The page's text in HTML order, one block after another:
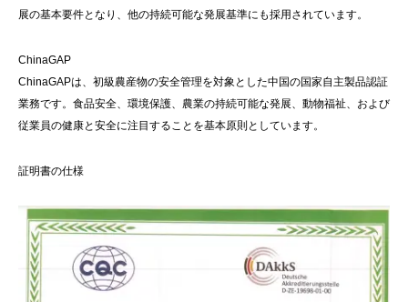
展の基本要件となり、他の持続可能な発展基準にも採用されています。
ChinaGAP
ChinaGAPは、初級農産物の安全管理を対象とした中国の国家自主製品認証
業務です。食品安全、環境保護、農業の持続可能な発展、動物福祉、および
従業員の健康と安全に注目することを基本原則としています。
証明書の仕様